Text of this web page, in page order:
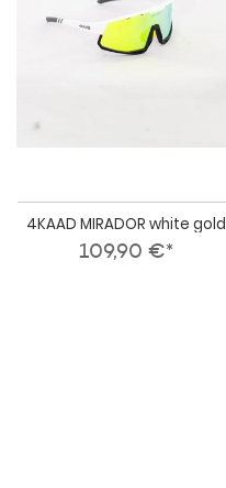
4KAAD MIRADOR white gold
109,90 €*